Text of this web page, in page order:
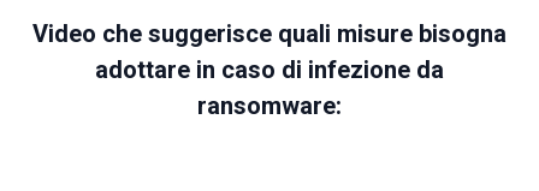
Video che suggerisce quali misure bisogna
adottare in caso di infezione da
ransomware: